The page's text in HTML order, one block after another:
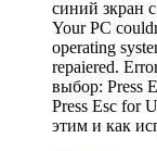
синий зкран
Your PC
operating
repaiered.
выбор: Press
Press Esc for
этим и как